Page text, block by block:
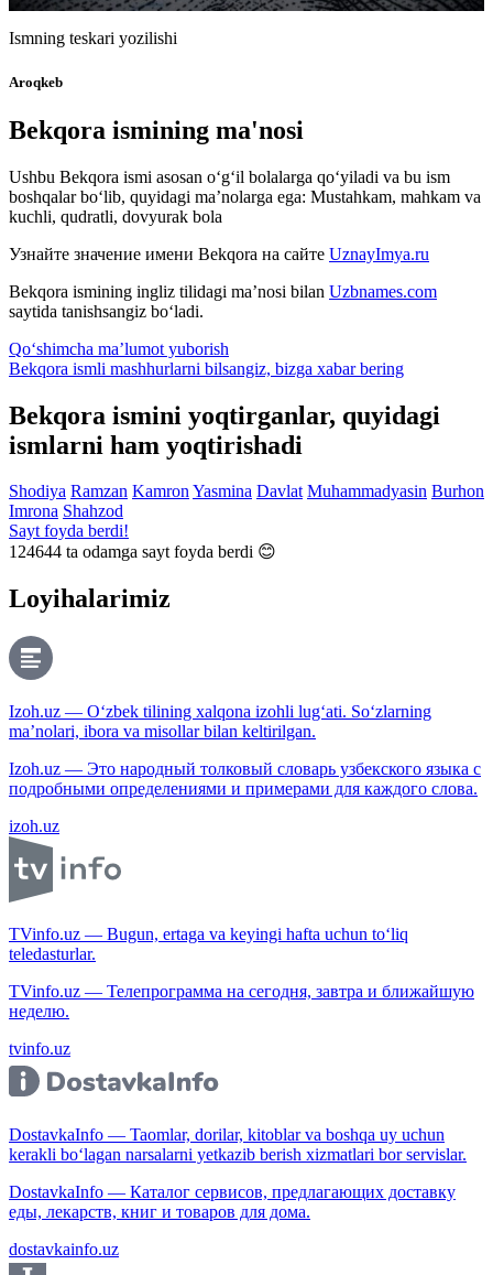
Ismning teskari yozilishi
Aroqkeb
Bekqora ismining ma'nosi
Ushbu Bekqora ismi asosan o‘g‘il bolalarga qo‘yiladi va bu ism
boshqalar bo‘lib, quyidagi ma’nolarga ega: Mustahkam, mahkam va
kuchli, qudratli, dovyurak bola
Узнайте значение имени Bekqora на сайте UznayImya.ru
Bekqora ismining ingliz tilidagi ma’nosi bilan Uzbnames.com
saytida tanishsangiz bo‘ladi.
Qo‘shimcha ma’lumot yuborish
Bekqora ismli mashhurlarni bilsangiz, bizga xabar bering
Bekqora ismini yoqtirganlar, quyidagi
ismlarni ham yoqtirishadi
Shodiya Ramzan KamronYasmina Davlat Muhammadyasin Burhon
Imrona Shahzod
Sayt foyda berdi!
124644 ta odamga sayt foyda berdi 😊
Loyihalarimiz
Izoh.uz — O‘zbek tilining xalqona izohli lug‘ati. So‘zlarning
ma’nolari, ibora va misollar bilan keltirilgan.
Izoh.uz — Это народный толковый словарь узбекского языка с
подробными определениями и примерами для каждого слова.
izoh.uz
TVinfo.uz — Bugun, ertaga va keyingi hafta uchun to‘liq
teledasturlar.
TVinfo.uz — Телепрограмма на сегодня, завтра и ближайшую
неделю.
tvinfo.uz
DostavkaInfo — Taomlar, dorilar, kitoblar va boshqa uy uchun
kerakli bo‘lagan narsalarni yetkazib berish xizmatlari bor servislar.
DostavkaInfo — Каталог сервисов, предлагающих доставку
еды, лекарств, книг и товаров для дома.
dostavkainfo.uz